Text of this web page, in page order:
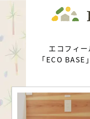
エコフィ
「ECO